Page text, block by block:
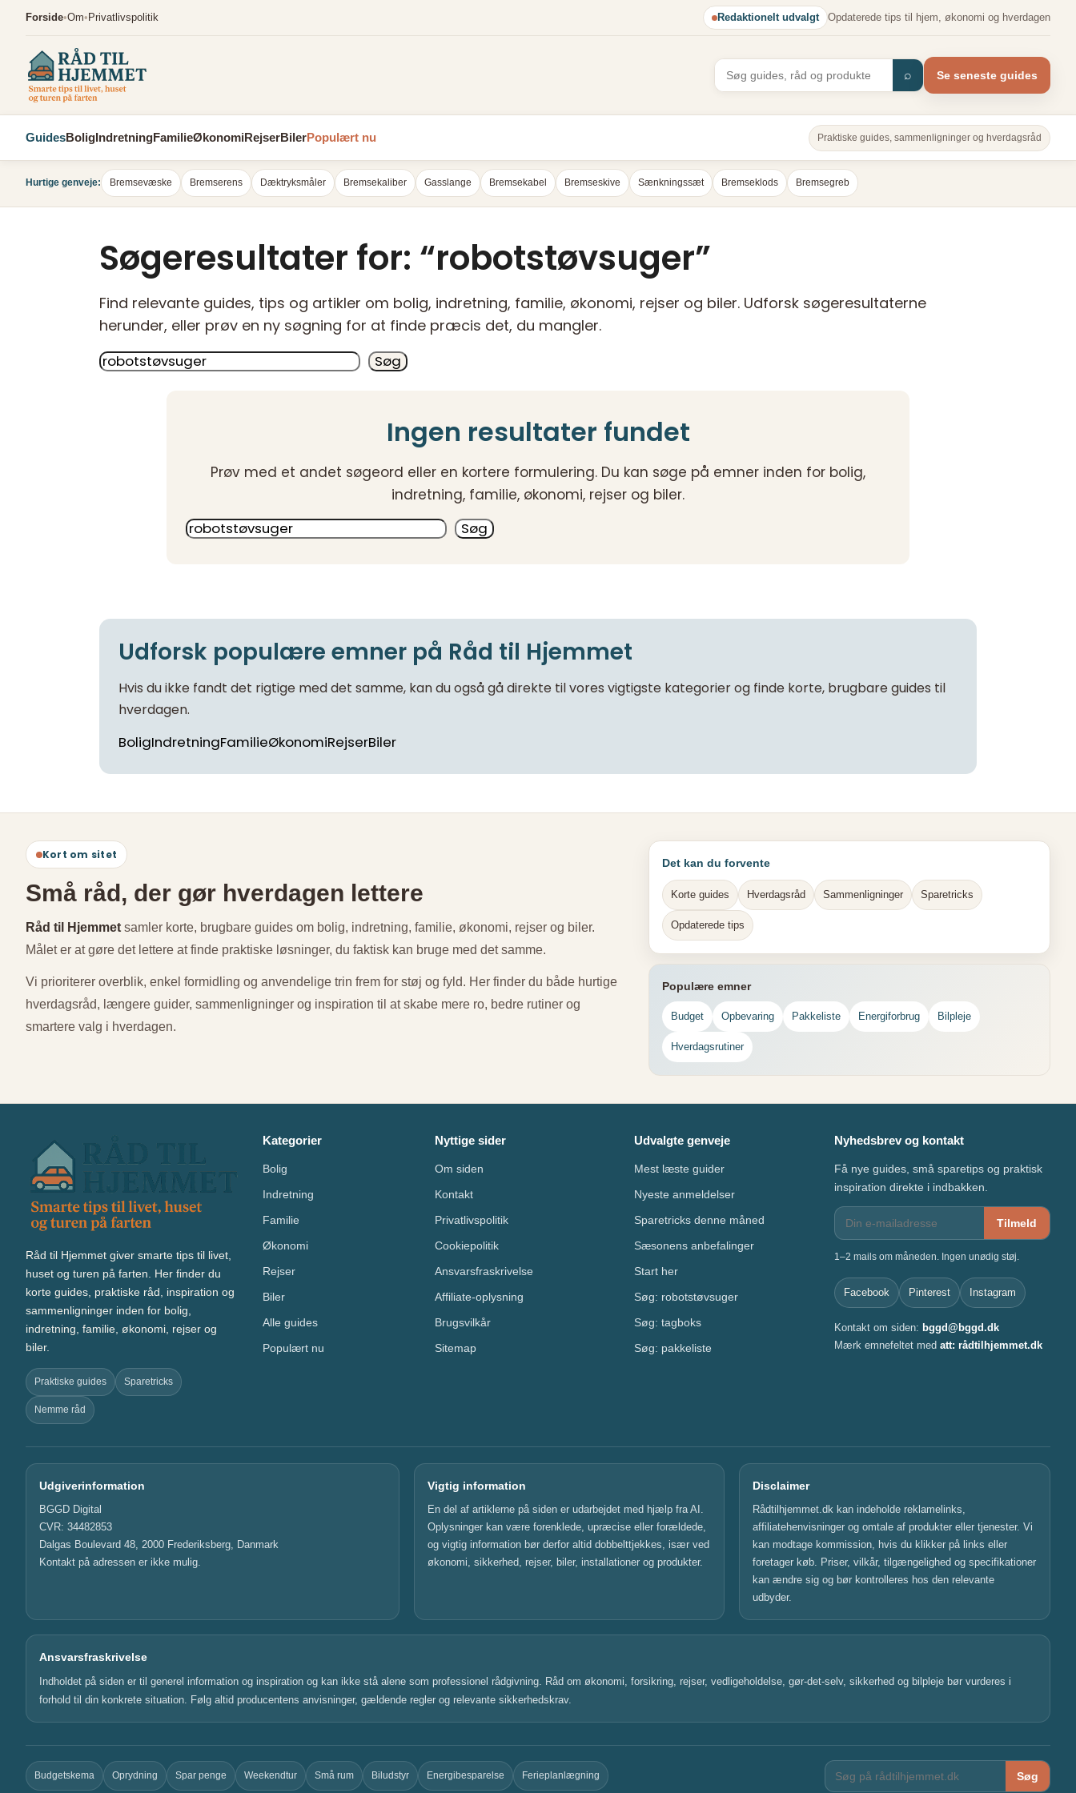
Spring
indhold
Forside•Om• Privatlivspolitik Redaktionelt udvalgt Opdaterede tips til hjem, økonomi og hverdagen
⌕ Se seneste guides
GuidesBoligIndretningFamilieØkonomiRejserBilerPopulært nu Praktiske guides, sammenligninger og hverdagsråd
Hurtige genveje: Bremsevæske Bremserens Dæktryksmåler Bremsekaliber Gasslange Bremsekabel Bremseskive Sænkningssæt Bremseklods Bremsegreb
Søgeresultater for: “robotstøvsuger”
Find relevante guides, tips og artikler om bolig, indretning, familie, økonomi, rejser og biler. Udforsk søgeresultaterne
herunder, eller prøv en ny søgning for at finde præcis det, du mangler.
Søg Søg
Ingen resultater fundet
Prøv med et andet søgeord eller en kortere formulering. Du kan søge på emner inden for bolig,
indretning, familie, økonomi, rejser og biler.
Søg
Søg
Udforsk populære emner på Råd til Hjemmet
Hvis du ikke fandt det rigtige med det samme, kan du også gå direkte til vores vigtigste kategorier og finde korte, brugbare guides til
hverdagen.
BoligIndretningFamilieØkonomiRejserBiler
Kort om sitet
Små råd, der gør hverdagen lettere
Råd til Hjemmet samler korte, brugbare guides om bolig, indretning, familie, økonomi, rejser og biler.
Målet er at gøre det lettere at finde praktiske løsninger, du faktisk kan bruge med det samme.
Vi prioriterer overblik, enkel formidling og anvendelige trin frem for støj og fyld. Her finder du både hurtige
hverdagsråd, længere guider, sammenligninger og inspiration til at skabe mere ro, bedre rutiner og
smartere valg i hverdagen.
Det kan du forvente
Korte guides Hverdagsråd Sammenligninger Sparetricks
Opdaterede tips
Populære emner
Budget Opbevaring Pakkeliste Energiforbrug Bilpleje
Hverdagsrutiner
Råd til Hjemmet giver smarte tips til livet,
huset og turen på farten. Her finder du
korte guides, praktiske råd, inspiration og
sammenligninger inden for bolig,
indretning, familie, økonomi, rejser og
biler.
Praktiske guides Sparetricks
Nemme råd
Kategorier
Bolig
Indretning
Familie
Økonomi
Rejser
Biler
Alle guides
Populært nu
Nyttige sider
Om siden
Kontakt
Privatlivspolitik
Cookiepolitik
Ansvarsfraskrivelse
Affiliate-oplysning
Brugsvilkår
Sitemap
Udvalgte genveje
Mest læste guider
Nyeste anmeldelser
Sparetricks denne måned
Sæsonens anbefalinger
Start her
Søg: robotstøvsuger
Søg: tagboks
Søg: pakkeliste
Nyhedsbrev og kontakt
Få nye guides, små sparetips og praktisk
inspiration direkte i indbakken.
Tilmeld
1–2 mails om måneden. Ingen unødig støj.
Facebook Pinterest Instagram
Kontakt om siden: bggd@bggd.dk
Mærk emnefeltet med att: rådtilhjemmet.dk
Udgiverinformation
BGGD Digital
CVR: 34482853
Dalgas Boulevard 48, 2000 Frederiksberg, Danmark
Kontakt på adressen er ikke mulig.
Vigtig information
En del af artiklerne på siden er udarbejdet med hjælp fra AI.
Oplysninger kan være forenklede, upræcise eller forældede,
og vigtig information bør derfor altid dobbelttjekkes, især ved
økonomi, sikkerhed, rejser, biler, installationer og produkter.
Disclaimer
Rådtilhjemmet.dk kan indeholde reklamelinks,
affiliatehenvisninger og omtale af produkter eller tjenester. Vi
kan modtage kommission, hvis du klikker på links eller
foretager køb. Priser, vilkår, tilgængelighed og specifikationer
kan ændre sig og bør kontrolleres hos den relevante
udbyder.
Ansvarsfraskrivelse
Indholdet på siden er til generel information og inspiration og kan ikke stå alene som professionel rådgivning. Råd om økonomi, forsikring, rejser, vedligeholdelse, gør-det-selv, sikkerhed og bilpleje bør vurderes i
forhold til din konkrete situation. Følg altid producentens anvisninger, gældende regler og relevante sikkerhedskrav.
Budgetskema Oprydning Spar penge Weekendtur Små rum Biludstyr Energibesparelse Ferieplanlægning Søg